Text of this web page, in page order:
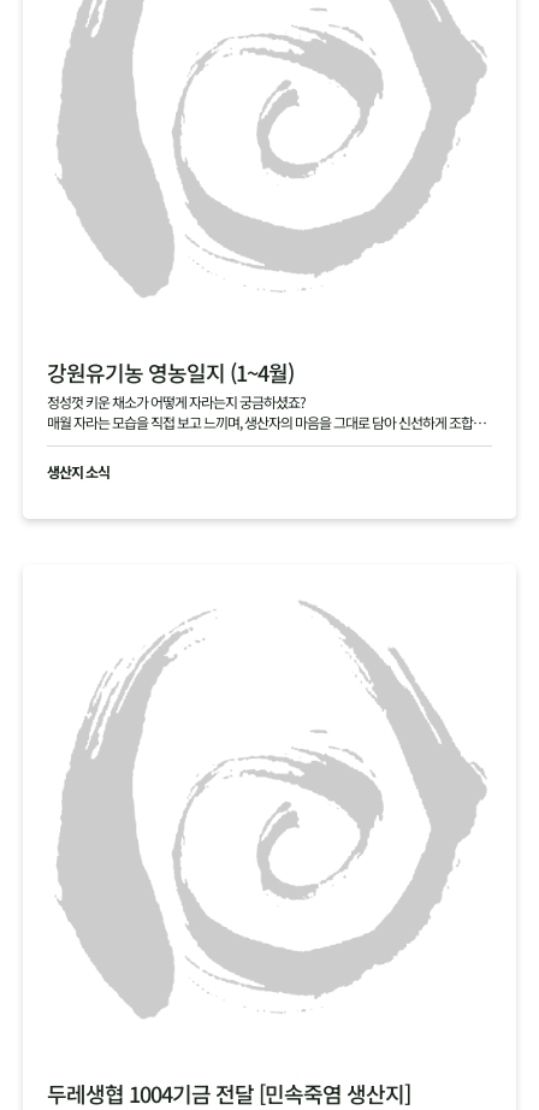
강원유기농 영농일지 (1~4월)
정성껏 키운 채소가 어떻게 자라는지 궁금하셨죠?
매월 자라는 모습을 직접 보고 느끼며, 생산자의 마음을 그대로 담아 신선하게 조합원
님께 전달해 드립니다.
생산지 소식
두레생협 1004기금 전달 [민속죽염 생산지]